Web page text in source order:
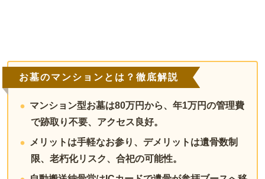
お墓のマンションとは？徹底解説
マンション型お墓は80万円から、年1万円の管理費
で跡取り不要、アクセス良好。
メリットは手軽なお参り、デメリットは遺骨数制
限、老朽化リスク、合祀の可能性。